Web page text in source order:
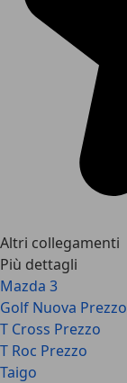
Altri collegamenti
Più dettagli
Mazda 3
Golf Nuova Prezzo
T Cross Prezzo
T Roc Prezzo
Taigo